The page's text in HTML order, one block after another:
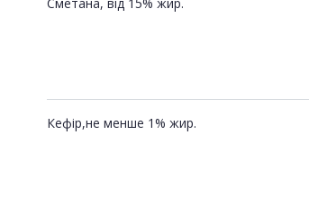
Кефір,не менше 1% жир.